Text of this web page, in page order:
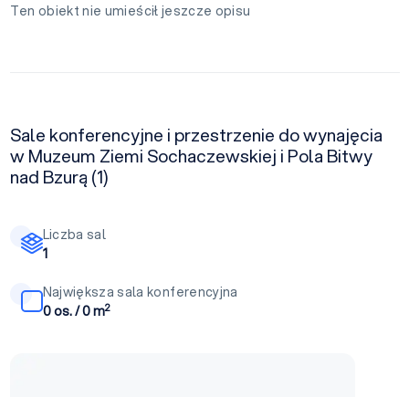
Ten obiekt nie umieścił jeszcze opisu
Sale konferencyjne i przestrzenie do wynajęcia
w Muzeum Ziemi Sochaczewskiej i Pola Bitwy
nad Bzurą (1)
Liczba sal
1
Największa sala konferencyjna
0 os. / 0 m2